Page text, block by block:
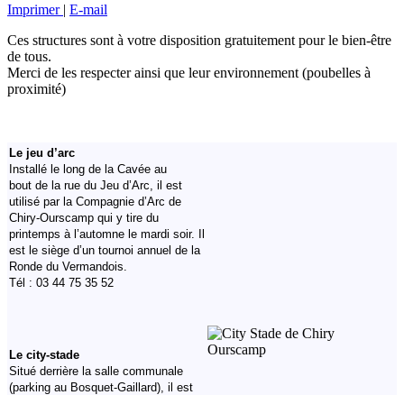
Imprimer | E-mail
Ces structures sont à votre disposition gratuitement pour le bien-être
de tous.
Merci de les respecter ainsi que leur environnement (poubelles à
proximité)
Le jeu d’arc
Installé le long de la Cavée au
bout de la rue du Jeu d’Arc, il est
utilisé par la Compagnie d’Arc de
Chiry-Ourscamp qui y tire du
printemps à l’automne le mardi soir. Il
est le siège d’un tournoi annuel de la
Ronde du Vermandois.
Tél : 03 44 75 35 52
Le city-stade
Situé derrière la salle communale
(parking au Bosquet-Gaillard), il est